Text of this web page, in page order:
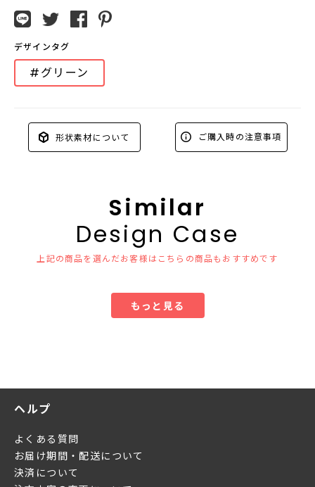
デザインタグ
#グリーン
形状素材について ご購入時の注意事項
Similar
Design Case
上記の商品を選んだお客様はこちらの商品もおすすめです
もっと見る
ヘルプ
よくある質問
お届け期間・配送について
決済について